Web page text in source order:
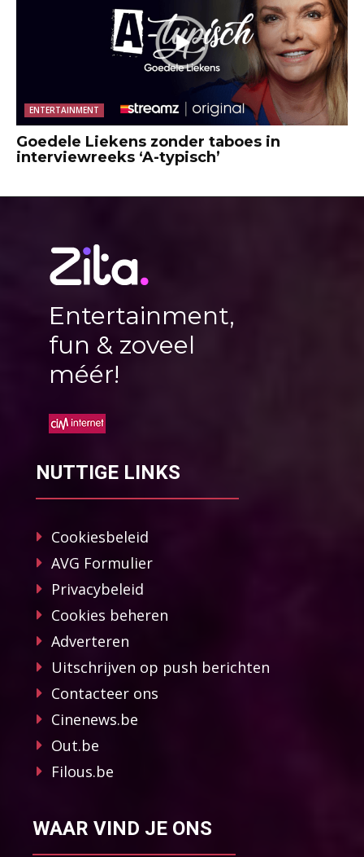
ENTERTAINMENT
Goedele Liekens zonder taboes in
interviewreeks ‘A-typisch’
Entertainment,
fun & zoveel
méér!
NUTTIGE LINKS
Cookiesbeleid
AVG Formulier
Privacybeleid
Cookies beheren
Adverteren
Uitschrijven op push berichten
Contacteer ons
Cinenews.be
Out.be
Filous.be
WAAR VIND JE ONS